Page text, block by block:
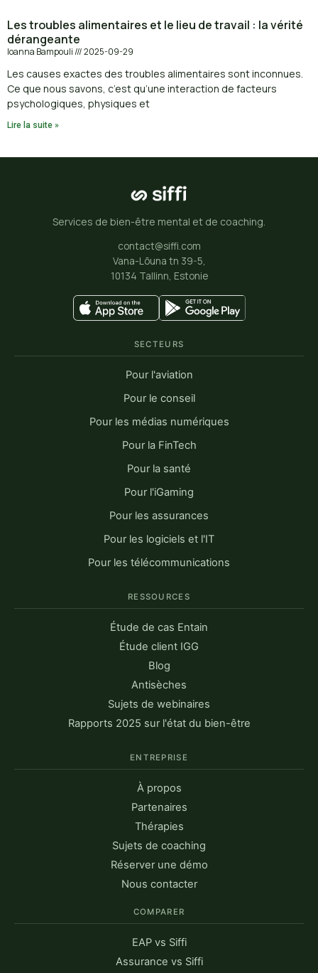
Les troubles alimentaires et le lieu de travail : la vérité
dérangeante
Ioanna Bampouli 2025-09-29
Les causes exactes des troubles alimentaires sont inconnues.
Ce que nous savons, c’est qu’une interaction de facteurs
psychologiques, physiques et
Lire la suite »
Services de bien-être mental et de coaching.
contact@siffi.com
Vana-Lõuna tn 39-5,
10134 Tallinn, Estonie
SECTEURS
Pour l'aviation
Pour le conseil
Pour les médias numériques
Pour la FinTech
Pour la santé
Pour l'iGaming
Pour les assurances
Pour les logiciels et l'IT
Pour les télécommunications
RESSOURCES
Étude de cas Entain
Étude client IGG
Blog
Antisèches
Sujets de webinaires
Rapports 2025 sur l'état du bien-être
ENTREPRISE
À propos
Partenaires
Thérapies
Sujets de coaching
Réserver une démo
Nous contacter
COMPARER
EAP vs Siffi
Assurance vs Siffi